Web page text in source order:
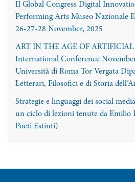
II Global Congress Digital
Performing Arts Museo Nazionale
26-27-28 November, 2025
ART IN THE AGE OF
International Conference
Università di Roma Tor Vergata
Letterari, Filosofici e di Storia
Strategie e linguaggi dei social
un ciclo di lezioni tenute da Emilio
Poeti Estinti)